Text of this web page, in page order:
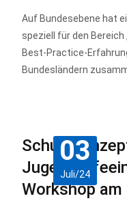
Auf Bundesebene hat
speziell für den Bereich
Best-Practice-
Bundesländern
03
Juli/24
Workshop